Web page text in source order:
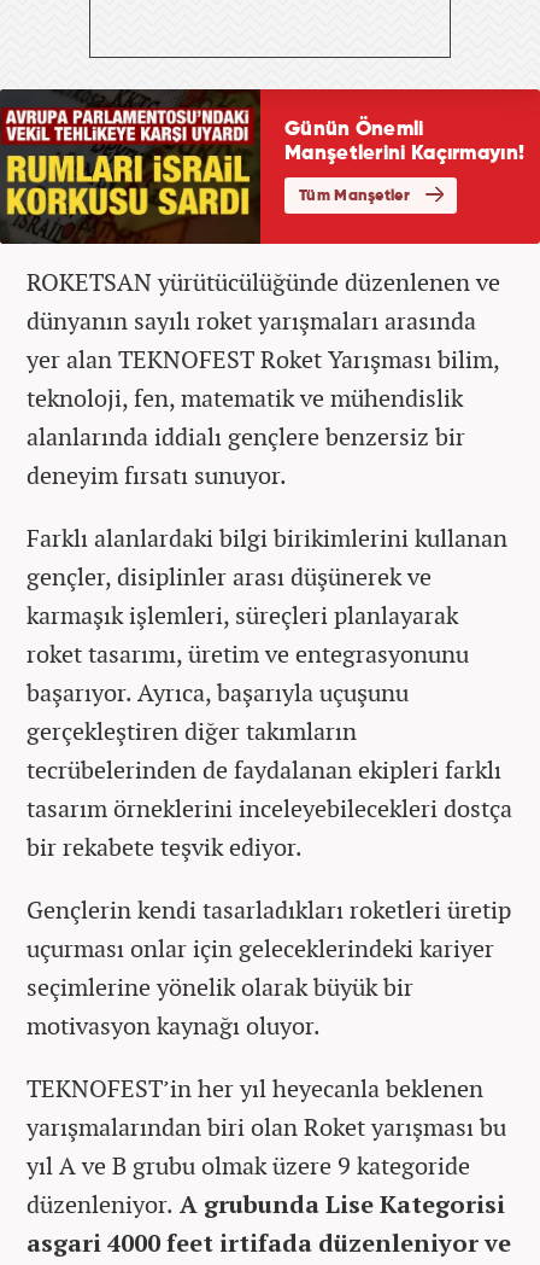
ROKETSAN yürütücülüğünde düzenlenen ve
dünyanın sayılı roket yarışmaları arasında
yer alan TEKNOFEST Roket Yarışması bilim,
teknoloji, fen, matematik ve mühendislik
alanlarında iddialı gençlere benzersiz bir
deneyim fırsatı sunuyor.
Farklı alanlardaki bilgi birikimlerini kullanan
gençler, disiplinler arası düşünerek ve
karmaşık işlemleri, süreçleri planlayarak
roket tasarımı, üretim ve entegrasyonunu
başarıyor. Ayrıca, başarıyla uçuşunu
gerçekleştiren diğer takımların
tecrübelerinden de faydalanan ekipleri farklı
tasarım örneklerini inceleyebilecekleri dostça
bir rekabete teşvik ediyor.
Gençlerin kendi tasarladıkları roketleri üretip
uçurması onlar için geleceklerindeki kariyer
seçimlerine yönelik olarak büyük bir
motivasyon kaynağı oluyor.
TEKNOFEST’in her yıl heyecanla beklenen
yarışmalarından biri olan Roket yarışması bu
yıl A ve B grubu olmak üzere 9 kategoride
düzenleniyor. A grubunda Lise Kategorisi
asgari 4000 feet irtifada düzenleniyor ve